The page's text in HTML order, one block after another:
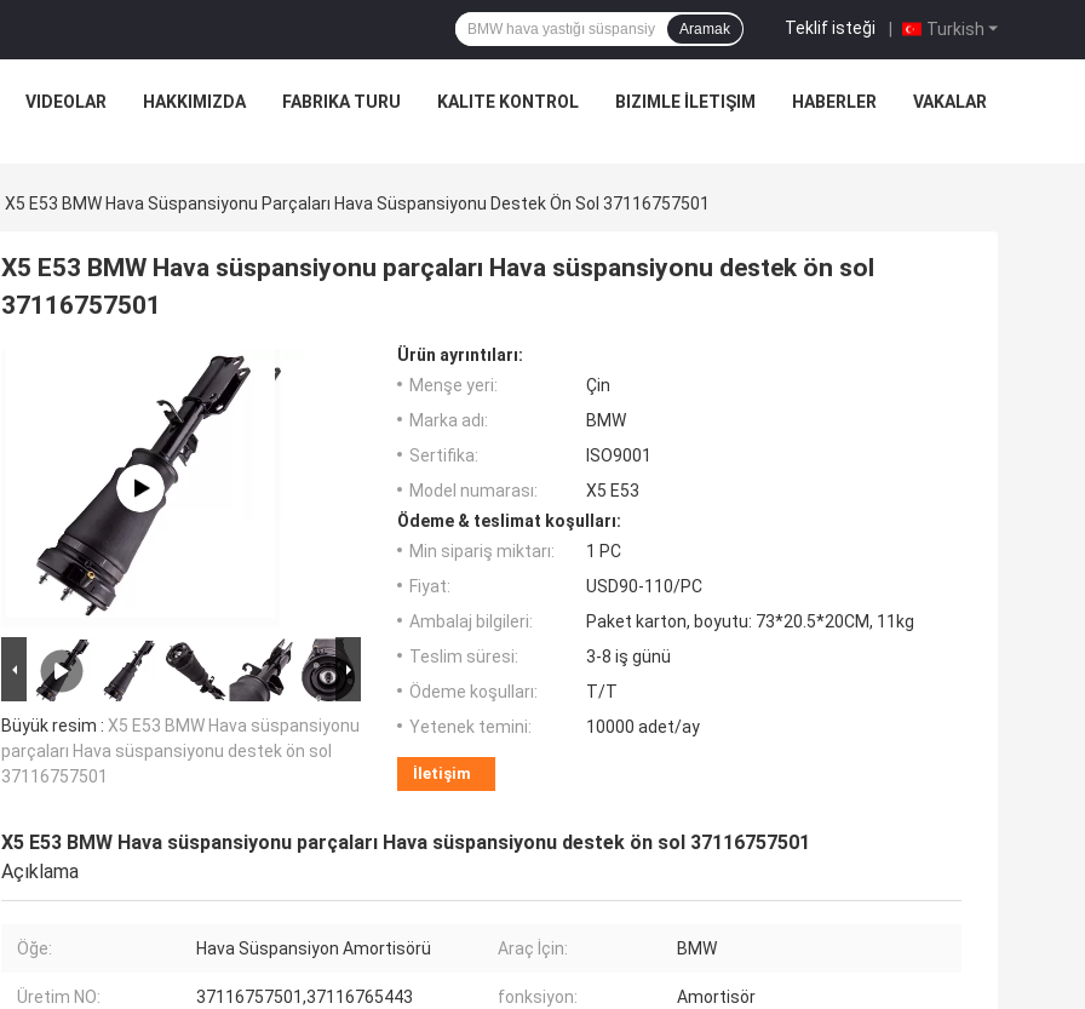
Turkish
Teklif isteği |
Aramak
VIDEOLAR HAKKIMIZDA FABRIKA TURU KALITE KONTROL BIZIMLE İLETIŞIM HABERLER VAKALAR
X5 E53 BMW Hava Süspansiyonu Parçaları Hava Süspansiyonu Destek Ön Sol 37116757501
X5 E53 BMW Hava süspansiyonu parçaları Hava süspansiyonu destek ön sol
37116757501
Büyük resim : X5 E53 BMW Hava süspansiyonu
parçaları Hava süspansiyonu destek ön sol
37116757501
Ürün ayrıntıları:
Menşe yeri:
Çin
Marka adı:
BMW
Sertifika:
ISO9001
Model numarası:
X5 E53
Ödeme & teslimat koşulları:
Min sipariş miktarı:
1 PC
Fiyat:
USD90-110/PC
Ambalaj bilgileri:
Paket karton, boyutu: 73*20.5*20CM, 11kg
Teslim süresi:
3-8 iş günü
Ödeme koşulları:
T/T
Yetenek temini:
10000 adet/ay
İletişim
X5 E53 BMW Hava süspansiyonu parçaları Hava süspansiyonu destek ön sol 37116757501
Açıklama
Öğe: Hava Süspansiyon Amortisörü Araç İçin: BMW
Üretim NO: 37116757501,37116765443 fonksiyon: Amortisör